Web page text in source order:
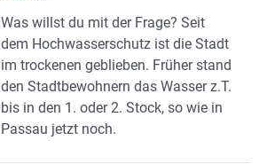
Was willst du mit der Frage? Seit
dem Hochwasserschutz ist die Stadt
im trockenen geblieben. Früher stand
den Stadtbewohnern das Wasser z.T.
bis in den 1. oder 2. Stock, so wie in
Passau jetzt noch.